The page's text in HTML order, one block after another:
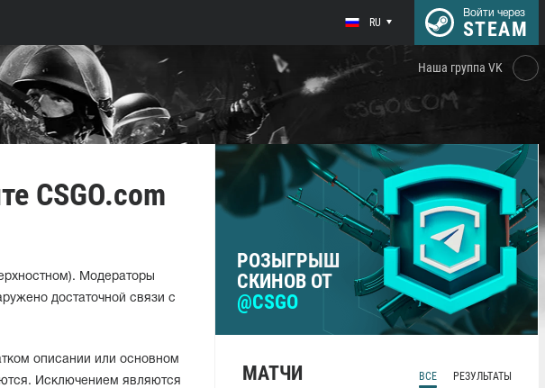
RU
Войти через
STEAM
Наша группа VK
CSGO.com
Модераторы
достаточной связи с
описании или основном
Исключением являются
РОЗЫГРЫШ
СКИНОВ ОТ
@CSGO
МАТЧИ ВСЕ РЕЗУЛЬТАТЫ